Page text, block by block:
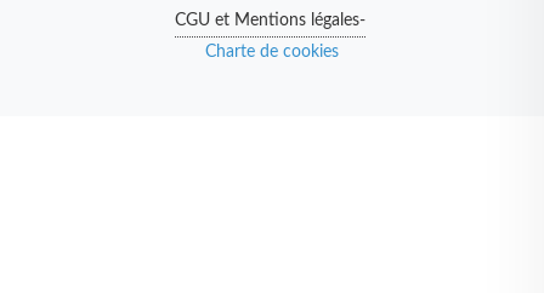
CGU et Mentions légales-
Charte de cookies